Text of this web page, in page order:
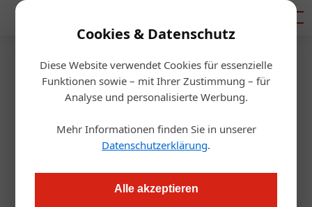
Cookies & Datenschutz
Diese Website verwendet Cookies für essenzielle
Funktionen sowie – mit Ihrer Zustimmung – für
Analyse und personalisierte Werbung.
Mehr Informationen finden Sie in unserer
Datenschutzerklärung.
Alle akzeptieren
Startseite/Allgemein
ÖGZ-Umfrage der Woche: Wie
wirken sich Sommerfestivals
auf Ihren Betrieb aus?